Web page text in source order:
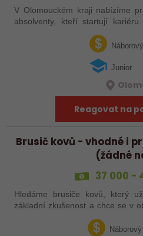
V Olomouckém kraji nabízíme
absolventy, kteří startují kariéru. Budeš vybaven moderním
pracovním místem a spoustou benefitů.
dozvědět více, neváhej…
Junior
Reagovat na
Brusič kovů - vhodné i
(žádné
37 000 -
Hledáme brusiče kovů, který
základní zkušenost a chce se v oboru
abys už někdy pracoval…